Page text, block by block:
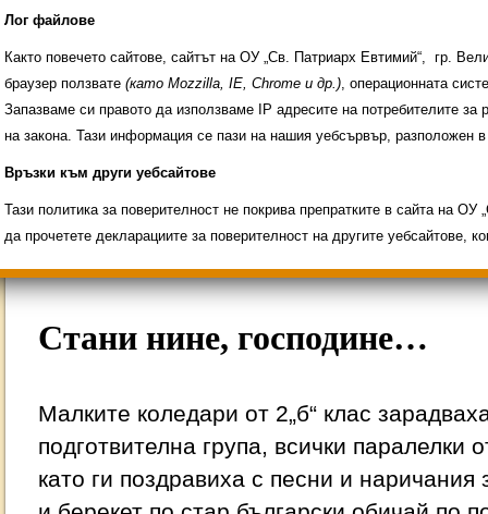
Свободни места за ученици
ИНОВАЦИЯ 2026
Олимпиади 2025/2026
Стани нине, господине…
Малките коледари от 2„б“ клас
подготвителна група, всички паралелки
като ги поздравиха с песни и наричания
Лог файлове
Както повечето сайтове, сайтът на ОУ „Св. Патриарх Евтимий“, гр.
браузер ползвате (като Mozzilla, IE, Chrome и др.), операционната
Запазваме си правото да използваме IP адресите на потребителите
на закона. Тази информация се пази на нашия уебсървър,
Връзки към други уебсайтове
Тази политика за поверителност не покрива препратките в сайта на
да прочетете декларациите за поверителност на другите уебсайтове,